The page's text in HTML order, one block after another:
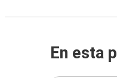
En esta